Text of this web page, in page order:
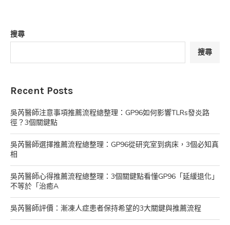
搜尋
搜尋
Recent Posts
吳芮醫師注意事項推薦流程總整理：GP96如何影響TLRs發炎路
徑？3個關鍵點
吳芮醫師選擇推薦流程總整理：GP96從研究室到病床，3個必知真
相
吳芮醫師心得推薦流程總整理：3個關鍵點看懂GP96「延緩退化」
不等於「治癒A
吳芮醫師評價：漸凍人症患者保持希望的3大關鍵與推薦流程